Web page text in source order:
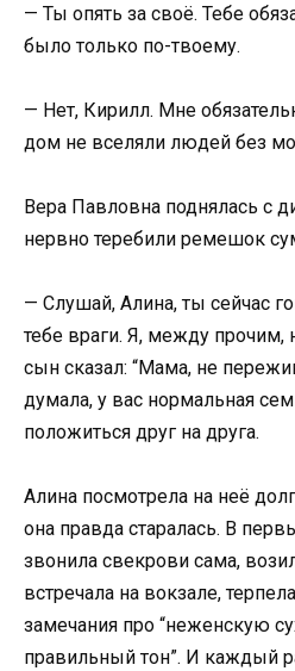
— Ты опять за своё. Тебе
было только по-твоему.
— Нет, Кирилл. Мне
дом не вселяли людей без
Вера Павловна поднялась с
нервно теребили ремешок
— Слушай, Алина, ты сейчас
тебе враги. Я, между
сын сказал: “Мама, не
думала, у вас нормальная
положиться друг на друга.
Алина посмотрела на неё
она правда старалась. В
звонила свекрови сама,
встречала на вокзале,
замечания про “неженскую
правильный тон”. И каждый